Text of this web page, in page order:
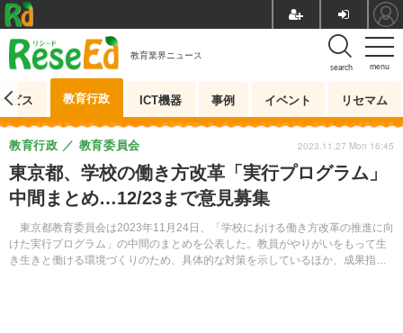
menu
search
教育業界ニュース
ビス 教育行政 ICT機器 事例 イベント リセマム
東京都、学校の働き方改革「実行プログラム」
中間まとめ…12/23まで意見募集
東京都教育委員会は2023年11月24日、「学校における働き方改革の推進に向
けた実行プログラム」の中間のまとめを公表した。教員がやりがいをもって生
き生きと働ける環境づくりのため、具体的な対策を示しているほか、成果指標
教育行政 教育委員会 2023.11.27 Mon 16:45